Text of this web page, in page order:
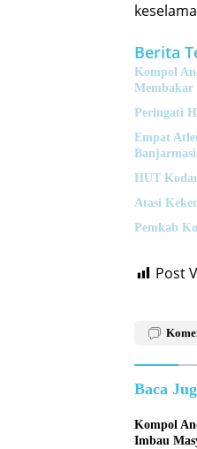
Berita
Kompol
Membakar
Peringati
Empat
HUT
Atasi
Pemkab
Post
Baca
Kompol
Imbau